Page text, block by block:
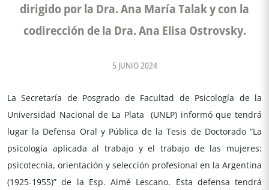
dirigido por la Dra. Ana María Talak y con la
codirección de la Dra. Ana Elisa Ostrovsky.
5 JUNIO 2024
La Secretaría de Posgrado de Facultad de Psicología de la
Universidad Nacional de La Plata (UNLP) informó que tendrá
lugar la Defensa Oral y Pública de la Tesis de Doctorado “La
psicología aplicada al trabajo y el trabajo de las mujeres:
psicotecnia, orientación y selección profesional en la Argentina
(1925-1955)” de la Esp. Aimé Lescano. Esta defensa tendrá